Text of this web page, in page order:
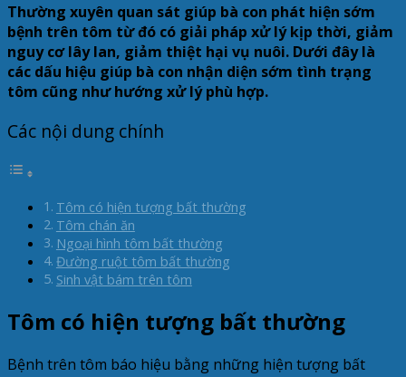
Thường xuyên quan sát giúp bà con phát hiện sớm
bệnh trên tôm từ đó có giải pháp xử lý kịp thời, giảm
nguy cơ lây lan, giảm thiệt hại vụ nuôi. Dưới đây là
các dấu hiệu giúp bà con nhận diện sớm tình trạng
tôm cũng như hướng xử lý phù hợp.
Các nội dung chính
Tôm có hiện tượng bất thường
Tôm chán ăn
Ngoại hình tôm bất thường
Đường ruột tôm bất thường
Sinh vật bám trên tôm
Tôm có hiện tượng bất thường
Bệnh trên tôm báo hiệu bằng những hiện tượng bất